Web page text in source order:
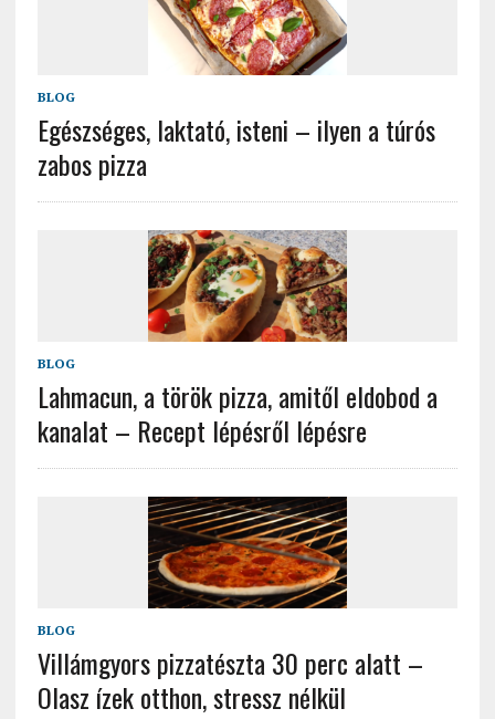
BLOG
Egészséges, laktató, isteni – ilyen a túrós
zabos pizza
BLOG
Lahmacun, a török pizza, amitől eldobod a
kanalat – Recept lépésről lépésre
BLOG
Villámgyors pizzatészta 30 perc alatt –
Olasz ízek otthon, stressz nélkül